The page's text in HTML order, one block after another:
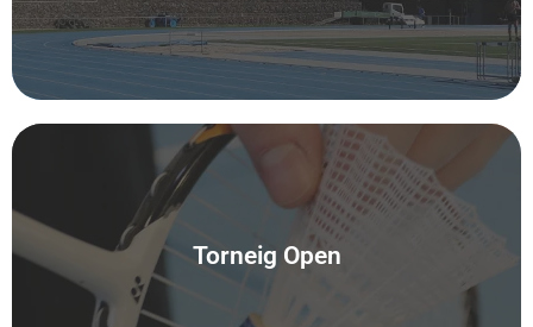
Torneig Open
Accedeix